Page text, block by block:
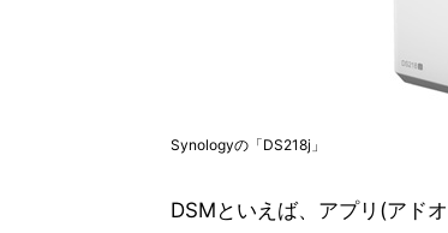
Synologyの「DS218j」
DSMといえば、アプリ(アド